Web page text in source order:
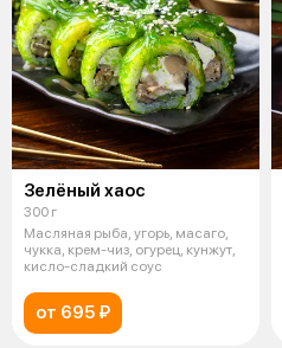
Зелёный хаос
300 г
Масляная рыба, угорь, масаго,
чукка, крем-чиз, огурец, кунжут,
кисло-сладкий соус
от 695 ₽